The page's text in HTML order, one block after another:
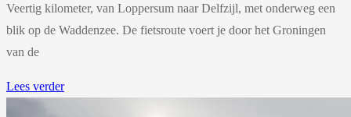
Veertig kilometer, van Loppersum naar Delfzijl, met onderweg een
blik op de Waddenzee. De fietsroute voert je door het Groningen
van de
Lees verder